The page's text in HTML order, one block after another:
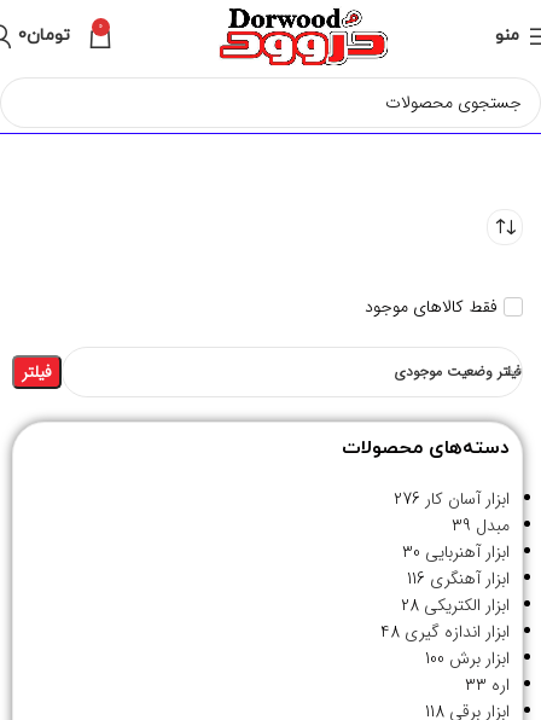
منو 0 تومان0
فقط کالاهای موجود
فیلتر وضعیت موجودی فیلتر
دسته‌های محصولات
ابزار آسان کار 276
مبدل 39
ابزار آهنربایی 30
ابزار آهنگری 116
ابزار الکتریکی 28
ابزار اندازه گیری 48
ابزار برش 100
اره 33
ابزار برقی 118